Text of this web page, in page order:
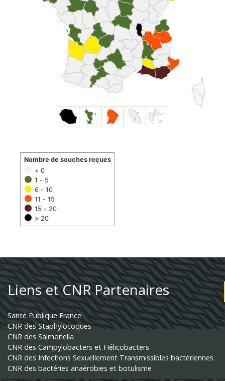
< 0
1 - 5
6 - 10
11 - 15
15 - 20
> 20
Nombre de souches reçues
Liens et CNR Partenaires
Santé Publique France
CNR des Staphylocoques
CNR des Salmonella
CNR des Campylobacters et Hélicobacters
CNR des Infections Sexuellement Transmissibles bactériennes
CNR des bactéries anaérobies et botulisme